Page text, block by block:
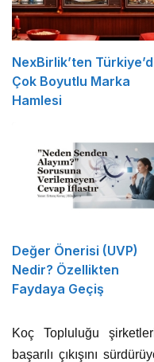
NexBirlik’ten
Çok Boyutlu Marka
Hamlesi
Değer Önerisi (UVP)
Nedir? Özellikten
Faydaya Geçiş
Koç Topluluğu
başarılı çıkışını